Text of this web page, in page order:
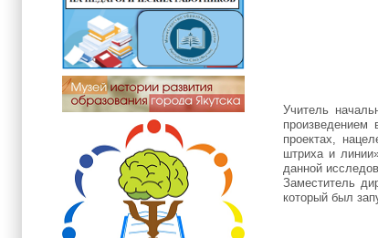
Учитель
произведением
проектах,
штриха и
данной
Заместитель
который был